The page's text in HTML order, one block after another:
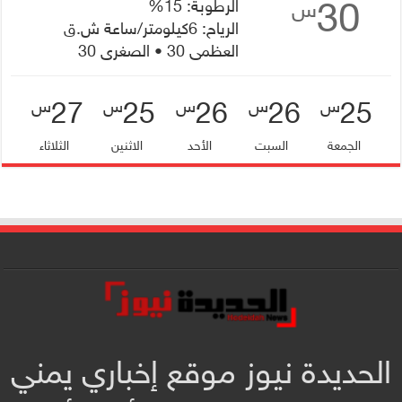
30س
الرطوبة: 15%
الرياح: 6كيلومتر/ساعة ش.ق
العظمى 30 • الصغرى 30
25س
الجمعة
26س
السبت
26س
الأحد
25س
الاثنين
27س
الثلاثاء
الحديدة نيوز موقع إخباري يمني